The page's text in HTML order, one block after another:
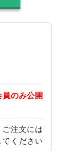
員のみ公開
ご注文には
てください